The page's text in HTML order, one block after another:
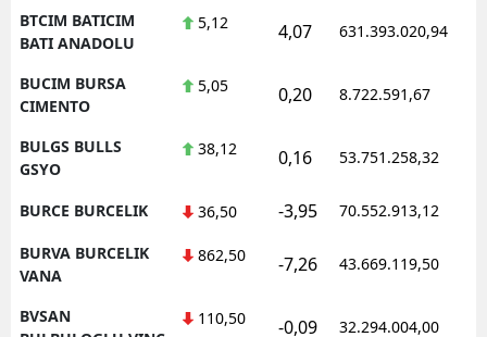
BTCIM BATICIM
BATI ANADOLU
5,12 4,07 631.393.020,94
BUCIM BURSA
CIMENTO
5,05 0,20 8.722.591,67
BULGS BULLS
GSYO
38,12 0,16 53.751.258,32
BURCE BURCELIK 36,50 -3,95 70.552.913,12
BURVA BURCELIK
VANA
862,50 -7,26 43.669.119,50
BVSAN
110,50 -0,09 32.294.004,00